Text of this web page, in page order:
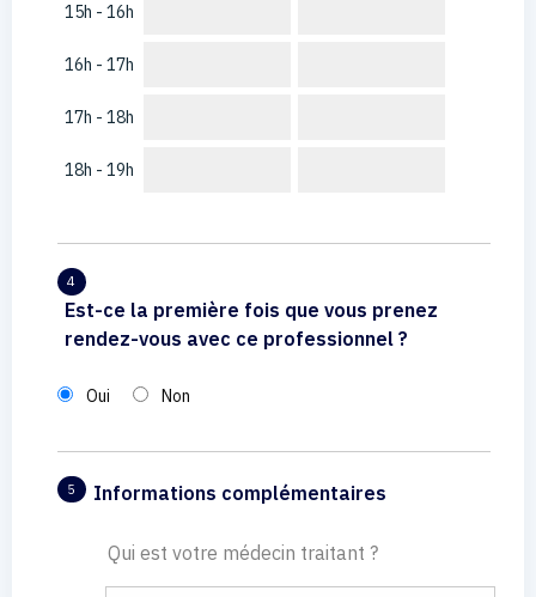
15h - 16h
16h - 17h
17h - 18h
18h - 19h
4
Est-ce la première fois que vous prenez
rendez-vous avec ce professionnel ?
Oui Non
5 Informations complémentaires
Qui est votre médecin traitant ?